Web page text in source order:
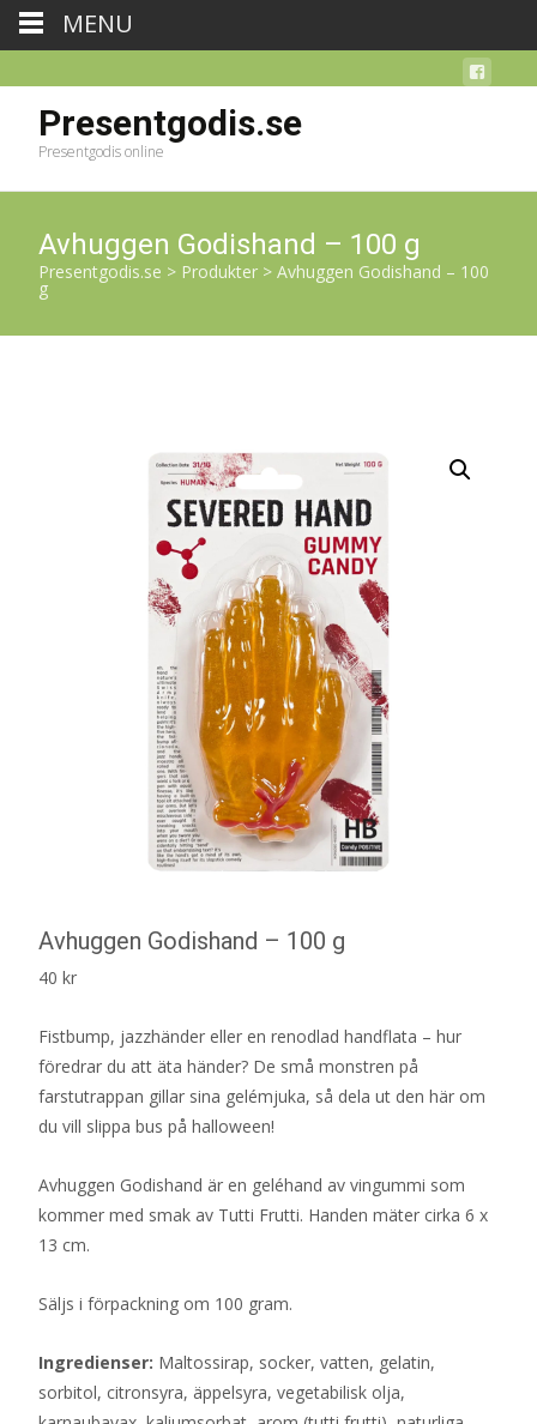
Presentgodis.se
Presentgodis online
Avhuggen Godishand – 100 g
Presentgodis.se > Produkter > Avhuggen Godishand – 100
g
Avhuggen Godishand – 100 g
40 kr
Fistbump, jazzhänder eller en renodlad handflata – hur
föredrar du att äta händer? De små monstren på
farstutrappan gillar sina gelémjuka, så dela ut den här om
du vill slippa bus på halloween!
Avhuggen Godishand är en geléhand av vingummi som
kommer med smak av Tutti Frutti. Handen mäter cirka 6 x
13 cm.
Säljs i förpackning om 100 gram.
Ingredienser: Maltossirap, socker, vatten, gelatin,
sorbitol, citronsyra, äppelsyra, vegetabilisk olja,
MENU